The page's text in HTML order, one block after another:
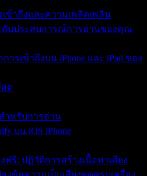
เข้าถึงและความเพลิดเพลิน
ะดับประสบการณ์การอ่านของคุณ
การเข้าถึงบน iPhone และ iPad ของ
สุด
ำหรับการอ่าน
บน iOS iPhone
ฟรี: ปฏิวัติการสร้างเนื้อหาเสียง